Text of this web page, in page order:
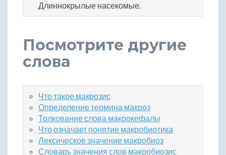
Длиннокрылые насекомые.
Посмотрите другие
слова
Что такое макрозис
Определение термина макроз
Толкование слова макрокефалы
Что означает понятие макробиотика
Лексическое значение макробиоз
Словарь значения слов макробиозис